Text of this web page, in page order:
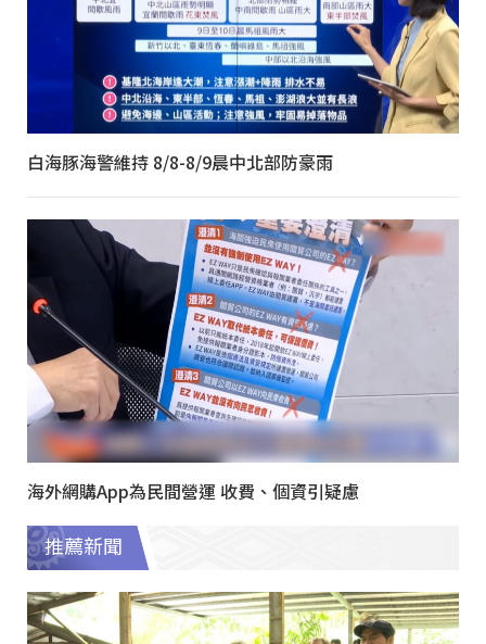
白海豚海警維持 8/8-8/9晨中北部防豪雨
海外網購App為民間營運 收費、個資引疑慮
推薦新聞